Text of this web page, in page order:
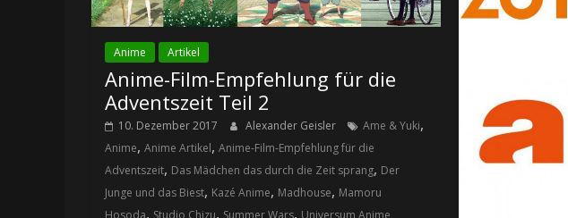
Anime Artikel
Anime-Film-Empfehlung für die
Adventszeit Teil 2
10. Dezember 2017 Alexander Geisler Ame & Yuki,
Anime, Anime Artikel, Anime-Film-Empfehlung für die
Adventszeit, Das Mädchen das durch die Zeit sprang, Der
Junge und das Biest, Kazé Anime, Madhouse, Mamoru
Hosoda, Studio Chizu, Summer Wars, Universum Anime